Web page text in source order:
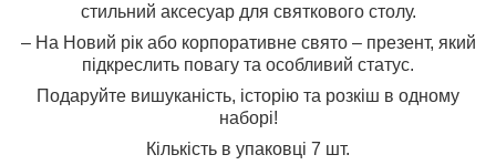
стильний аксесуар для святкового столу.
– На Новий рік або корпоративне свято – презент, який
підкреслить повагу та особливий статус.
Подаруйте вишуканість, історію та розкіш в одному
наборі!
Кількість в упаковці 7 шт.